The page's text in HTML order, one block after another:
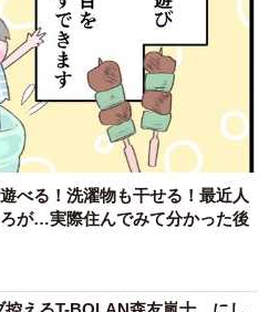
べる！洗濯物も干せる！最近人
が…実際住んでみて分かった後